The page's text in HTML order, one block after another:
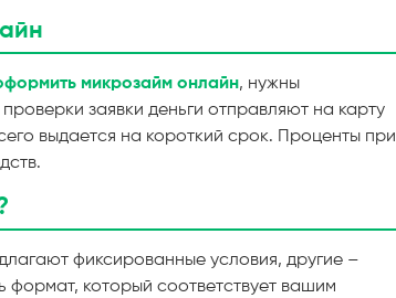
микрозайм онлайн, нужны
заявки деньги отправляют на карту
выдается на короткий срок. Проценты при
фиксированные условия, другие –
формат, который соответствует вашим